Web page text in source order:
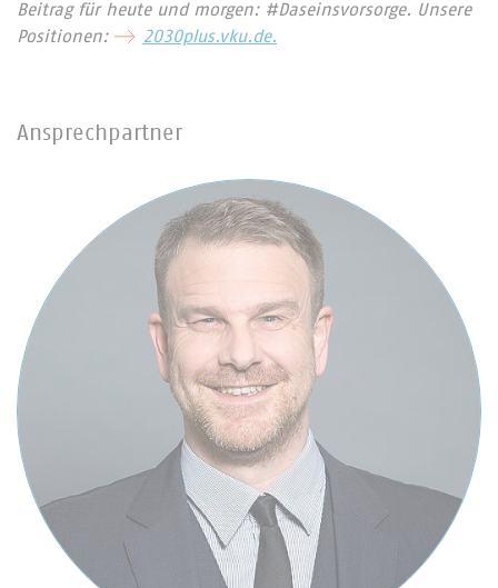
Beitrag für heute und morgen: #Daseinsvorsorge. Unsere
Positionen:
2030plus.vku.de.
Ansprechpartner